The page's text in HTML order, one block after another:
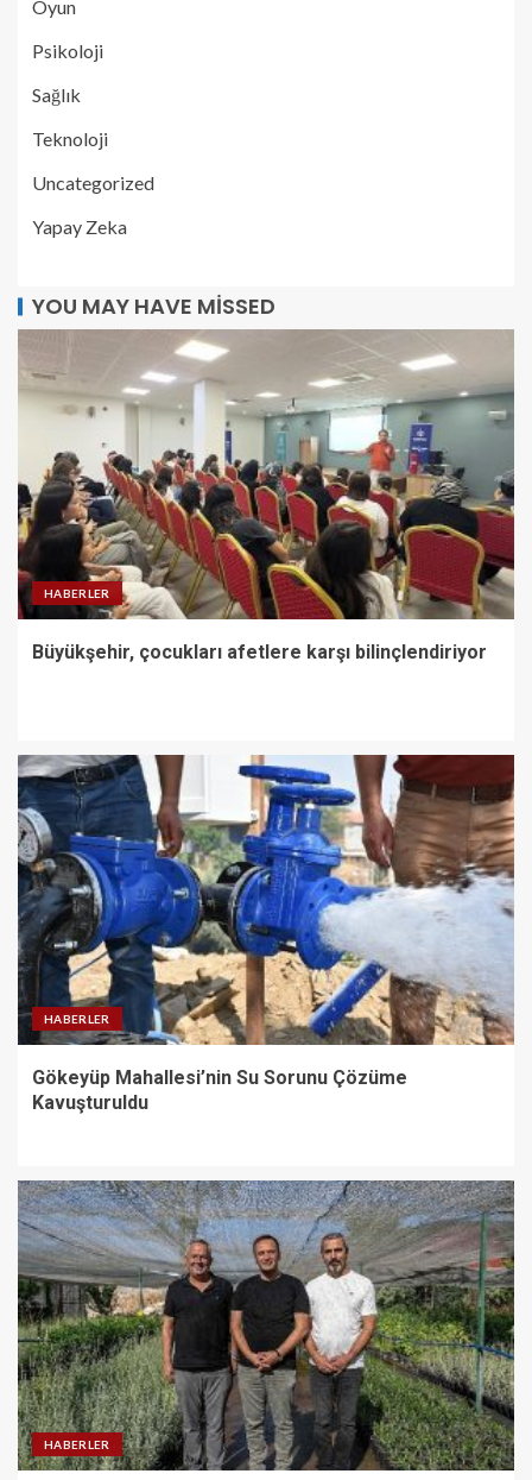
Oyun
Psikoloji
Sağlık
Teknoloji
Uncategorized
Yapay Zeka
YOU MAY HAVE MISSED
HABERLER
Büyükşehir, çocukları afetlere karşı bilinçlendiriyor
HABERLER
Gökeyüp Mahallesi’nin Su Sorunu Çözüme
Kavuşturuldu
HABERLER